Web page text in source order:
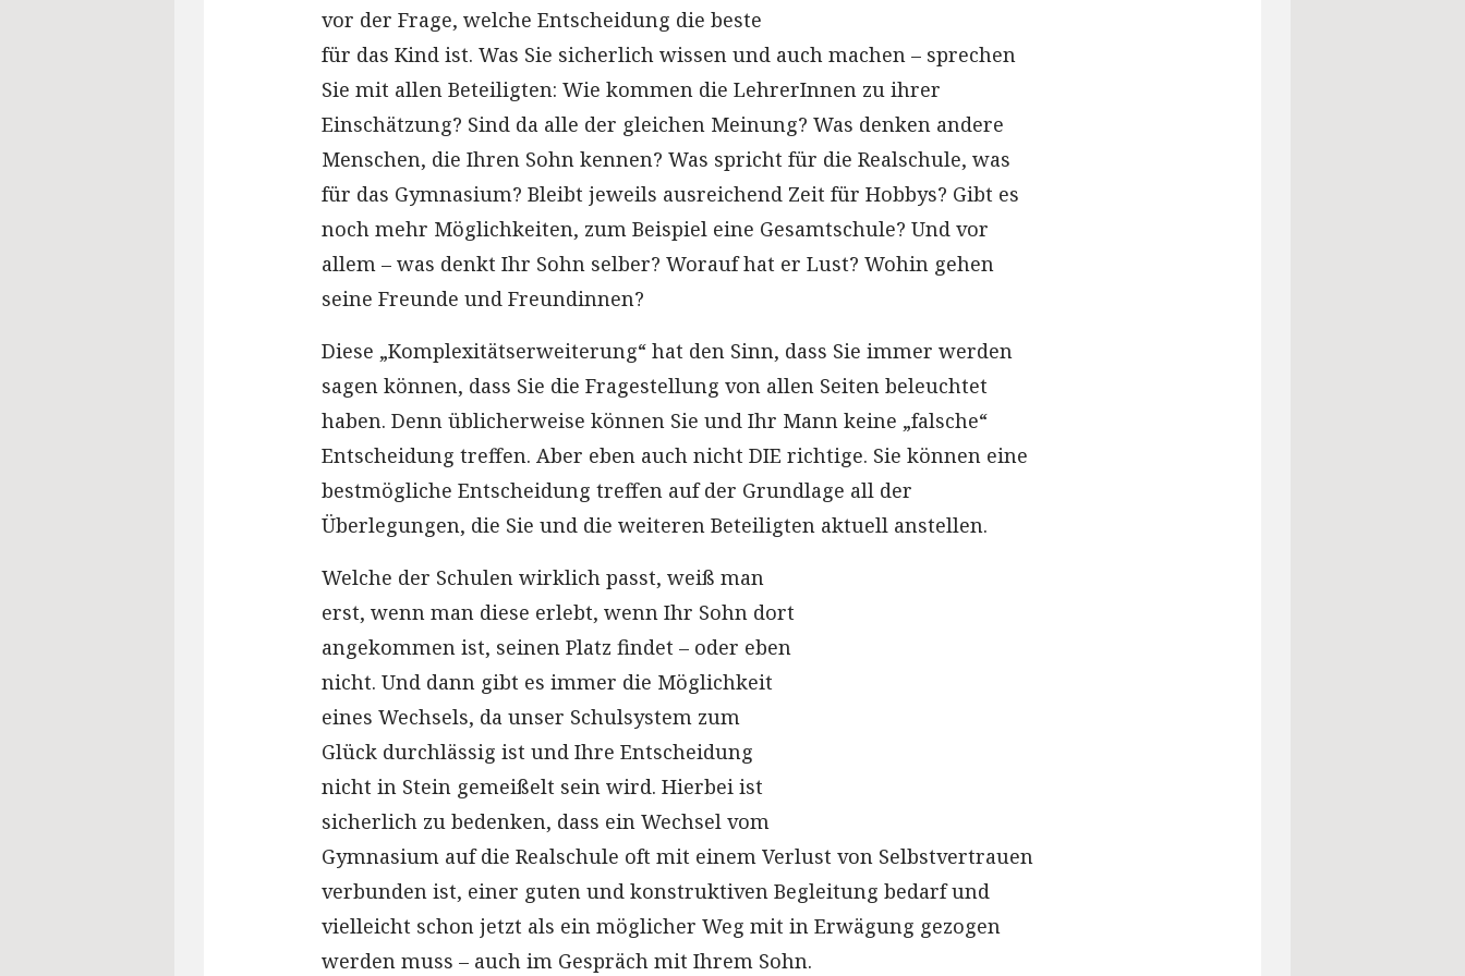
vor der Frage, welche Entscheidung die beste
für das Kind ist. Was Sie sicherlich wissen und auch machen – sprechen
Sie mit allen Beteiligten: Wie kommen die LehrerInnen zu ihrer
Einschätzung? Sind da alle der gleichen Meinung? Was denken andere
Menschen, die Ihren Sohn kennen? Was spricht für die Realschule, was
für das Gymnasium? Bleibt jeweils ausreichend Zeit für Hobbys? Gibt es
noch mehr Möglichkeiten, zum Beispiel eine Gesamtschule? Und vor
allem – was denkt Ihr Sohn selber? Worauf hat er Lust? Wohin gehen
seine Freunde und Freundinnen?
Diese „Komplexitätserweiterung“ hat den Sinn, dass Sie immer werden
sagen können, dass Sie die Fragestellung von allen Seiten beleuchtet
haben. Denn üblicherweise können Sie und Ihr Mann keine „falsche“
Entscheidung treffen. Aber eben auch nicht DIE richtige. Sie können eine
bestmögliche Entscheidung treffen auf der Grundlage all der
Überlegungen, die Sie und die weiteren Beteiligten aktuell anstellen.
Welche der Schulen wirklich passt, weiß man
erst, wenn man diese erlebt, wenn Ihr Sohn dort
angekommen ist, seinen Platz findet – oder eben
nicht. Und dann gibt es immer die Möglichkeit
eines Wechsels, da unser Schulsystem zum
Glück durchlässig ist und Ihre Entscheidung
nicht in Stein gemeißelt sein wird. Hierbei ist
sicherlich zu bedenken, dass ein Wechsel vom
Gymnasium auf die Realschule oft mit einem Verlust von Selbstvertrauen
verbunden ist, einer guten und konstruktiven Begleitung bedarf und
vielleicht schon jetzt als ein möglicher Weg mit in Erwägung gezogen
werden muss – auch im Gespräch mit Ihrem Sohn.